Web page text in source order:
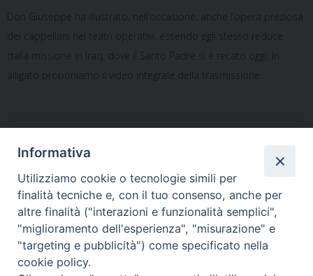
Don Giuseppe ha illustrato, nell’occasione, anche l’opera preziosa
dei cappellani nei teatri operativi, essendo egli stesso reduce
dalla missione in Iraq, dove il Santo Padre si è recato oggi. In
alligato proponiamo il video integrale della trasmissione.
Notificheapp
Catena eucaristica per le
vittime della pandemia
Evento di grazia al Seminario
Informativa
Utilizziamo cookie o tecnologie simili per
finalità tecniche e, con il tuo consenso, anche per
altre finalità ("interazioni e funzionalità semplici",
"miglioramento dell'esperienza", "misurazione" e
"targeting e pubblicità") come specificato nella
cookie policy.